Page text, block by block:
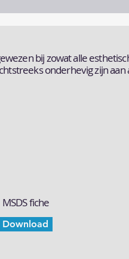
bij zowat alle
onderhevig zijn
MSDS fiche
Download